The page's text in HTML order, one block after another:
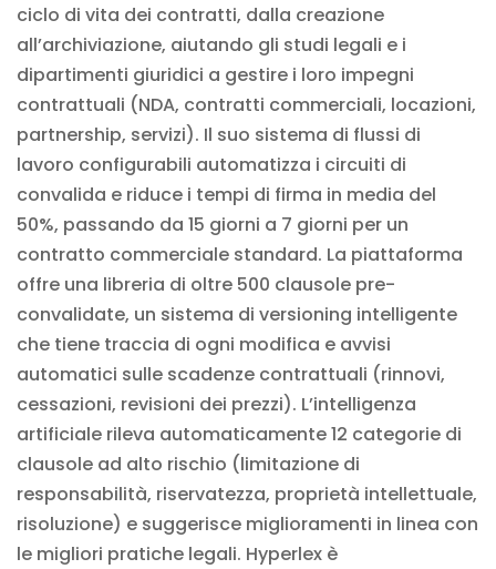
ciclo di vita dei contratti, dalla creazione
all’archiviazione, aiutando gli studi legali e i
dipartimenti giuridici a gestire i loro impegni
contrattuali (NDA, contratti commerciali, locazioni,
partnership, servizi). Il suo sistema di flussi di
lavoro configurabili automatizza i circuiti di
convalida e riduce i tempi di firma in media del
50%, passando da 15 giorni a 7 giorni per un
contratto commerciale standard. La piattaforma
offre una libreria di oltre 500 clausole pre-
convalidate, un sistema di versioning intelligente
che tiene traccia di ogni modifica e avvisi
automatici sulle scadenze contrattuali (rinnovi,
cessazioni, revisioni dei prezzi). L’intelligenza
artificiale rileva automaticamente 12 categorie di
clausole ad alto rischio (limitazione di
responsabilità, riservatezza, proprietà intellettuale,
risoluzione) e suggerisce miglioramenti in linea con
le migliori pratiche legali. Hyperlex è